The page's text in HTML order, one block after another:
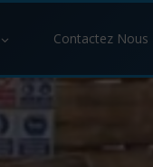
Contactez Nous